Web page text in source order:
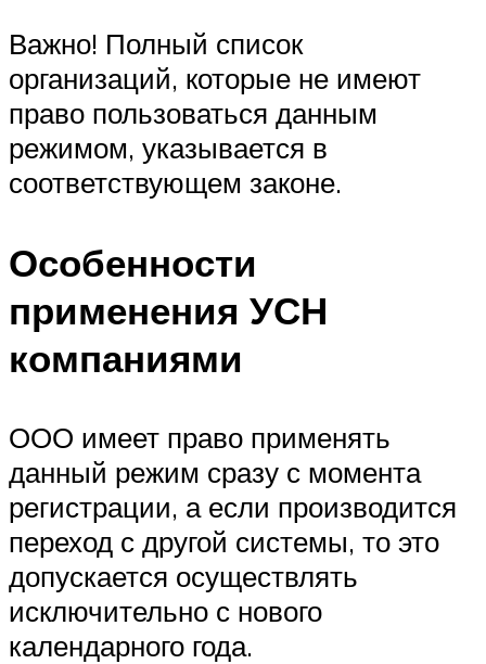
Важно! Полный список
организаций, которые не имеют
право пользоваться данным
режимом, указывается в
соответствующем законе.
Особенности
применения УСН
компаниями
ООО имеет право применять
данный режим сразу с момента
регистрации, а если производится
переход с другой системы, то это
допускается осуществлять
исключительно с нового
календарного года.